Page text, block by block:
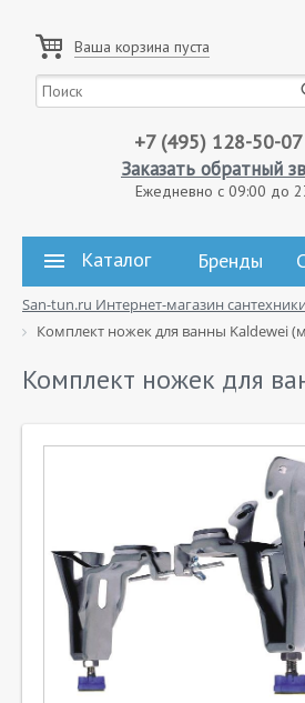
Ваша корзина пуста
+7 (495) 128-50-07
Заказать обратный
Ежедневно с 09:00 до
Каталог Бренды
San-tun.ru Интернет-магазин сантехники
Комплект ножек для ванны Kaldewei
Комплект ножек для